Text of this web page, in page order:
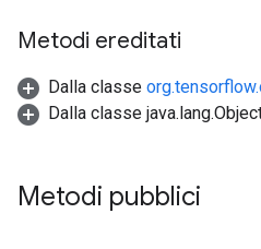
Metodi ereditati
Dalla classe
Dalla classe
Metodi pubblici